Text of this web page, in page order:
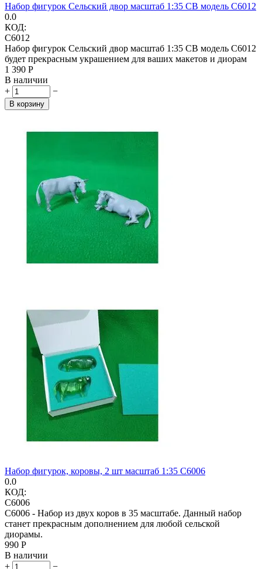
Набор фигурок Сельский двор масштаб 1:35 СВ модель C6012
0.0
КОД:
C6012
Набор фигурок Сельский двор масштаб 1:35 СВ модель C6012
будет прекрасным украшением для ваших макетов и диорам
1 390 Р
В наличии
+
−
В корзину
Набор фигурок, коровы, 2 шт масштаб 1:35 C6006
0.0
КОД:
C6006
С6006 - Набор из двух коров в 35 масштабе. Данный набор
станет прекрасным дополнением для любой сельской
диорамы.
‍990‍ Р
В наличии
+
−